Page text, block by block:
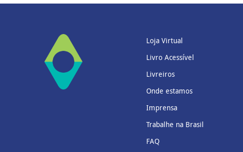
Loja Virtual
Livro Acessível
Livreiros
Onde estamos
Imprensa
Trabalhe na Brasil
FAQ